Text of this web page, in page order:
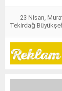
23 Nisan,
Tekirdağ